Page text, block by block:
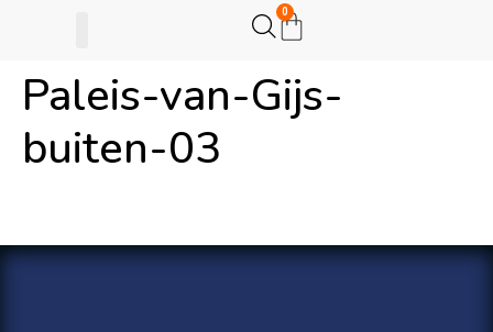
0
Paleis-van-Gijs-
buiten-03